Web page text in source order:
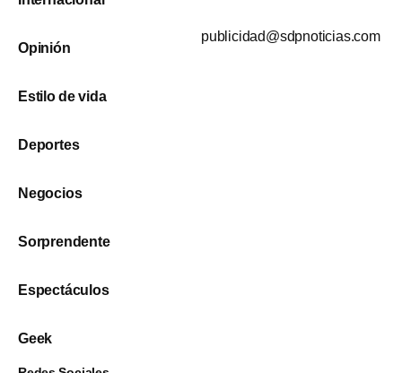
Opinión
Estilo de vida
Deportes
Negocios
Sorprendente
Espectáculos
Geek
publicidad@sdpnoticias.com